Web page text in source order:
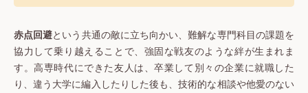
赤点回避という共通の敵に立ち向かい、難解な専門科目の課題を
協力して乗り越えることで、強固な戦友のような絆が生まれま
す。高専時代にできた友人は、卒業して別々の企業に就職した
り、違う大学に編入したりした後も、技術的な相談や他愛のない